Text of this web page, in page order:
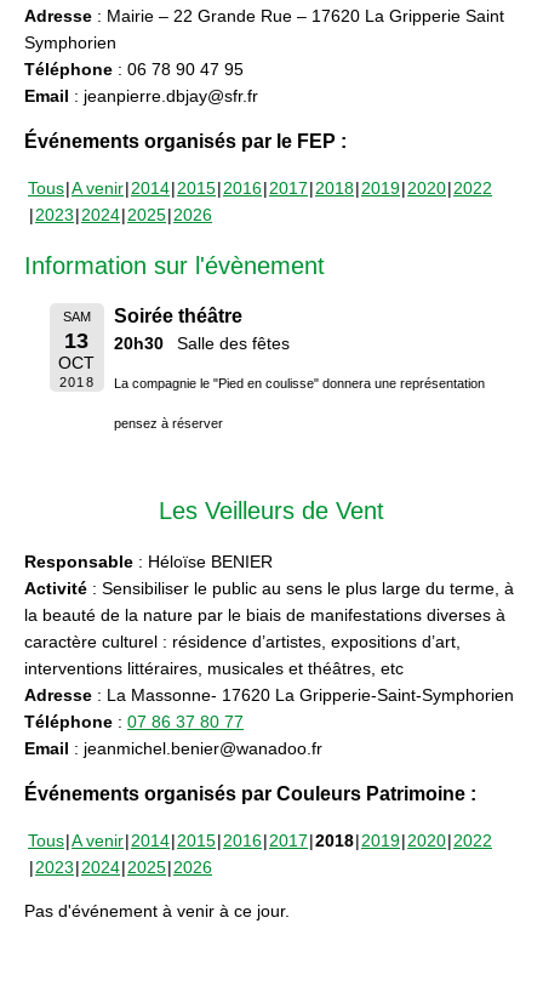
Adresse : Mairie – 22 Grande Rue – 17620 La Gripperie Saint
Symphorien
Téléphone : 06 78 90 47 95
Email : jeanpierre.dbjay@sfr.fr
Événements organisés par le FEP :
Tous A venir 2014 2015 2016 2017 2018 2019 2020 2022
2023 2024 2025 2026
Information sur l'évènement
SAM
13
OCT
2018
Soirée théâtre
20h30 Salle des fêtes
La compagnie le "Pied en coulisse" donnera une représentation
pensez à réserver
Les Veilleurs de Vent
Responsable : Héloïse BENIER
Activité : Sensibiliser le public au sens le plus large du terme, à
la beauté de la nature par le biais de manifestations diverses à
caractère culturel : résidence d’artistes, expositions d’art,
interventions littéraires, musicales et théâtres, etc
Adresse : La Massonne- 17620 La Gripperie-Saint-Symphorien
Téléphone : 07 86 37 80 77
Email : jeanmichel.benier@wanadoo.fr
Événements organisés par Couleurs Patrimoine :
Tous A venir 2014 2015 2016 2017 2018 2019 2020 2022
2023 2024 2025 2026
Pas d'événement à venir à ce jour.